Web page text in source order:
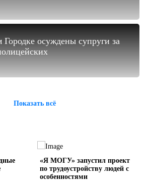
осуждены супруги за
Показать всё
«Я МОГУ» запустил проект
по трудоустройству людей с
особенностями